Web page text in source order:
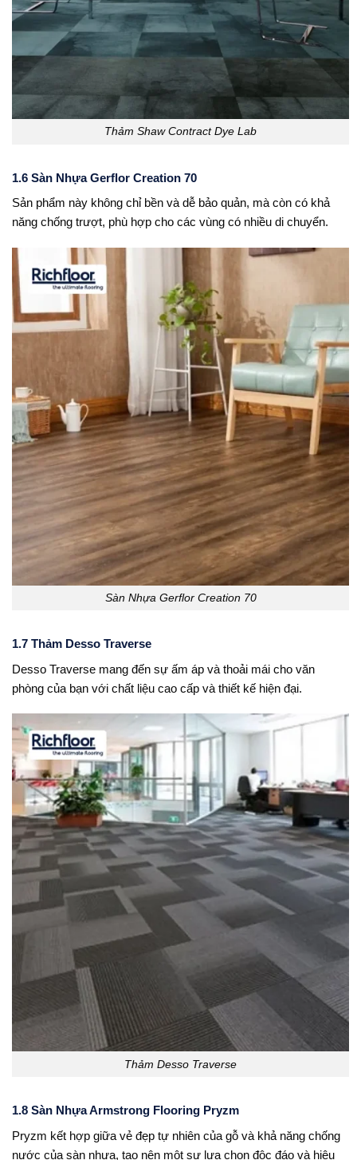
Thảm Shaw Contract Dye Lab
1.6 Sàn Nhựa Gerflor Creation 70
Sản phẩm này không chỉ bền và dễ bảo quản, mà còn có khả
năng chống trượt, phù hợp cho các vùng có nhiều di chuyển.
Sàn Nhựa Gerflor Creation 70
1.7 Thảm Desso Traverse
Desso Traverse mang đến sự ấm áp và thoải mái cho văn
phòng của bạn với chất liệu cao cấp và thiết kế hiện đại.
Thảm Desso Traverse
1.8 Sàn Nhựa Armstrong Flooring Pryzm
Pryzm kết hợp giữa vẻ đẹp tự nhiên của gỗ và khả năng chống
nước của sàn nhựa, tạo nên một sự lựa chọn độc đáo và hiệu